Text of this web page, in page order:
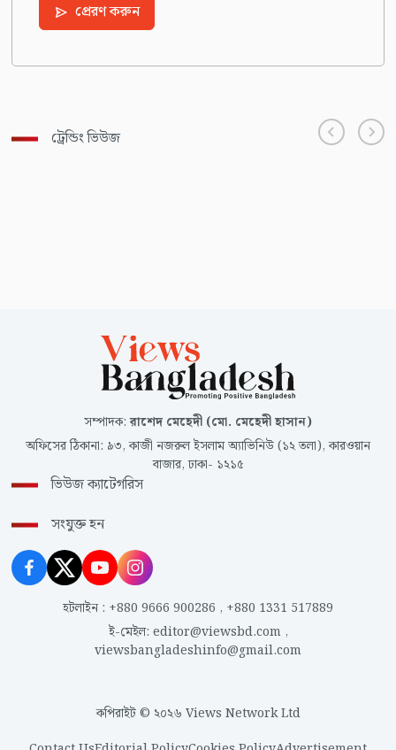
প্রেরণ করুন
ট্রেন্ডিং ভিউজ
সম্পাদক:রাশেদ মেহেদী (মো. মেহেদী হাসান)
অফিসের ঠিকানা: ৯৩, কাজী নজরুল ইসলাম অ্যাভিনিউ (১২ তলা), কারওয়ান
বাজার, ঢাকা- ১২১৫
ভিউজ ক্যাটেগরিস
সংযুক্ত হন
হটলাইন : +880 9666 900286 , +880 1331 517889
ই-মেইল: editor@viewsbd.com,
viewsbangladeshinfo@gmail.com
কপিরাইট © ২০২৬ Views Network Ltd